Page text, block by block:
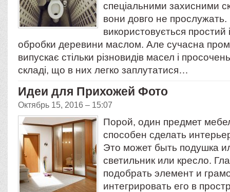
спеціальними захисними
вони довго не прослужать.
використовується простий
обробки деревини маслом. Але сучасна
випускає стільки різновидів масел і
складі, що в них легко заплутатися…
Идеи для Прихожей Фото
Октябрь 15, 2016 – 15:07
Порой, один предмет
способен сделать
Это может быть подушка
светильник или кресло.
подобрать элемент и
интегрировать его в